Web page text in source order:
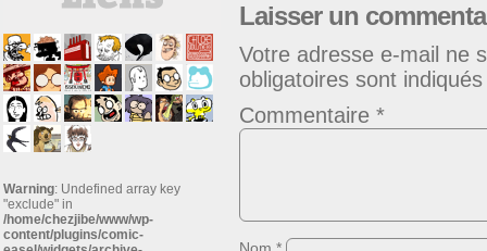
Warning: Undefined array key
"exclude" in
/home/chezjibe/www/wp-
content/plugins/comic-
Laisser un
Votre adresse e-mail ne
obligatoires sont
Commentaire *